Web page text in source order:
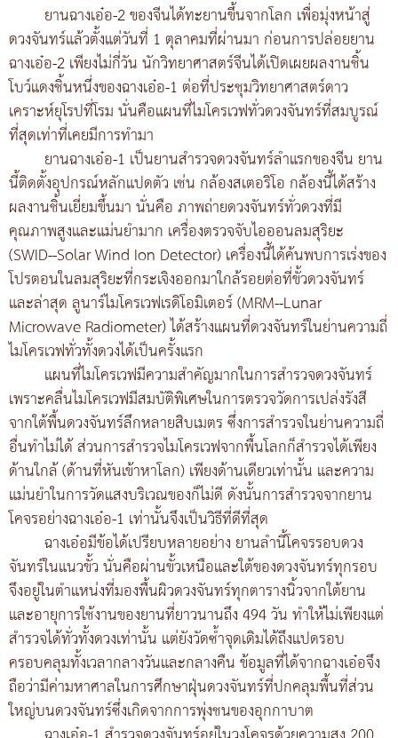
ยานฉางเอ๋อ-2 ของจีนได้ทะยานขึ้นจากโลก เพื่อมุ่งหน้าสู่
ดวงจันทร์แล้วตั้งแต่วันที่ 1 ตุลาคมที่ผ่านมา ก่อนการปล่อยยาน
ฉางเอ๋อ-2 เพียงไม่กี่วัน นักวิทยาศาสตร์จีนได้เปิดเผยผลงานชิ้น
โบว์แดงชิ้นหนึ่งของฉางเอ๋อ-1 ต่อที่ประชุมวิทยาศาสตร์ดาว
เคราะห์ยุโรปที่โรม นั่นคือแผนที่ไมโครเวฟทั่วดวงจันทร์ที่สมบูรณ์
ที่สุดเท่าที่เคยมีการทำมา
ยานฉางเอ๋อ-1 เป็นยานสำรวจดวงจันทร์ลำแรกของจีน ยาน
นี้ติดตั้งอุปกรณ์หลักแปดตัว เช่น กล้องสเตอริโอ กล้องนี้ได้สร้าง
ผลงานชิ้นเยี่ยมขึ้นมา นั่นคือ ภาพถ่ายดวงจันทร์ทั่วดวงที่มี
คุณภาพสูงและแม่นยำมาก เครื่องตรวจจับไอออนลมสุริยะ
(SWID--Solar Wind Ion Detector) เครื่องนี้ได้ค้นพบการเร่งของ
โปรตอนในลมสุริยะที่กระเจิงออกมาใกล้รอยต่อที่ขั้วดวงจันทร์
และล่าสุด ลูนาร์ไมโครเวฟเรดิโอมิเตอร์ (MRM--Lunar
Microwave Radiometer) ได้สร้างแผนที่ดวงจันทร์ในย่านความถี่
ไมโครเวฟทั่วทั้งดวงได้เป็นครั้งแรก
แผนที่ไมโครเวฟมีความสำคัญมากในการสำรวจดวงจันทร์
เพราะคลื่นไมโครเวฟมีสมบัติพิเศษในการตรวจวัดการเปล่งรังสี
จากใต้พื้นดวงจันทร์ลึกหลายสิบเมตร ซึ่งการสำรวจในย่านความถี่
อื่นทำไม่ได้ ส่วนการสำรวจไมโครเวฟจากพื้นโลกก็สำรวจได้เพียง
ด้านใกล้ (ด้านที่หันเข้าหาโลก) เพียงด้านเดียวเท่านั้น และความ
แม่นยำในการวัดแสงบริเวณของก็ไม่ดี ดังนั้นการสำรวจจากยาน
โคจรอย่างฉางเอ๋อ-1 เท่านั้นจึงเป็นวิธีที่ดีที่สุด
ฉางเอ๋อมีข้อได้เปรียบหลายอย่าง ยานลำนี้โคจรรอบดวง
จันทร์ในแนวขั้ว นั่นคือผ่านขั้วเหนือและใต้ของดวงจันทร์ทุกรอบ
จึงอยู่ในตำแหน่งที่มองพื้นผิวดวงจันทร์ทุกตารางนิ้วจากใต้ยาน
และอายุการใช้งานของยานที่ยาวนานถึง 494 วัน ทำให้ไม่เพียงแต่
สำรวจได้ทั่วทั้งดวงเท่านั้น แต่ยังวัดซ้ำจุดเดิมได้ถึงแปดรอบ
ครอบคลุมทั้งเวลากลางวันและกลางคืน ข้อมูลที่ได้จากฉางเอ๋อจึง
ถือว่ามีค่ามหาศาลในการศึกษาฝุ่นดวงจันทร์ที่ปกคลุมพื้นที่ส่วน
ใหญ่บนดวงจันทร์ซึ่งเกิดจากการพุ่งชนของอุกกาบาต